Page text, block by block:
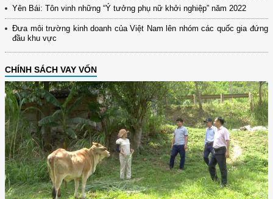
Yên Bái: Tôn vinh những “Ý tưởng phụ nữ khởi nghiệp” năm 2022
Đưa môi trường kinh doanh của Việt Nam lên nhóm các quốc gia đứng
đầu khu vực
CHÍNH SÁCH VAY VỐN